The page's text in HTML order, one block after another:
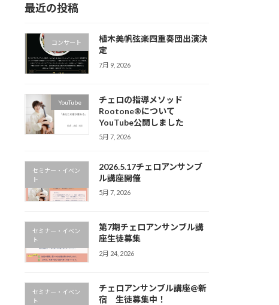
最近の投稿
コンサート
植木美帆弦楽四重奏団出演決
定
7月 9, 2026
YouTube
チェロの指導メソッド
Rootone®について
YouTube公開しました
5月 7, 2026
セミナー・イベン
ト
2026.5.17チェロアンサンブ
ル講座開催
5月 7, 2026
セミナー・イベン
ト
第7期チェロアンサンブル講
座生徒募集
2月 24, 2026
セミナー・イベン
ト
チェロアンサンブル講座@新
宿 生徒募集中！